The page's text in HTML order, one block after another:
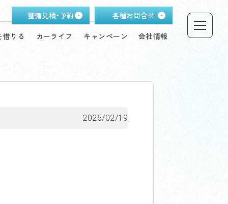
借りる カーライフ キャンペーン 会社情報
整備見積･予約 各種お問合せ
2026/02/19